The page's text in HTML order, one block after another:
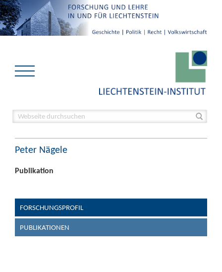
Peter Nägele
Publikation
FORSCHUNGSPROFIL
PUBLIKATIONEN